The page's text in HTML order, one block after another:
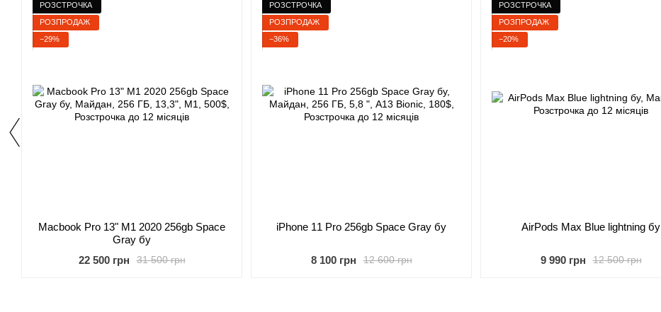
РОЗСТРОЧКА
РОЗПРОДАЖ
−29%
Macbook Pro 13" M1 2020 256gb Space
Gray бу
31 500 грн
22 500 грн
РОЗСТРОЧКА
РОЗПРОДАЖ
−36%
iPhone 11 Pro 256gb Space Gray бу
12 600 грн
8 100 грн
РОЗСТРОЧКА
РОЗПРОДАЖ
−20%
AirPods Max Blue lightning бу
12 500 грн
9 990 грн